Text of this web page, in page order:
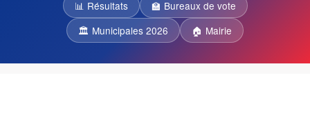
📊 Résultats
🏫 Bureaux de vote
🏛 Municipales 2026
🏠 Mairie